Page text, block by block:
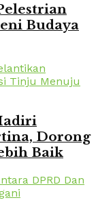
Budaya
Dorong
Baik